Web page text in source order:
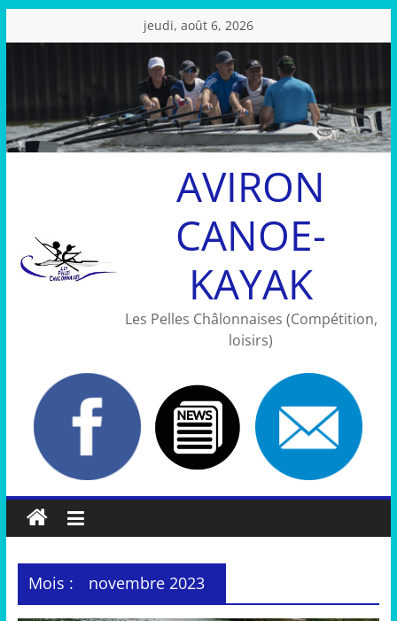
au
jeudi, août 6, 2026
AVIRON
CANOE-
KAYAK
Les Pelles Châlonnaises (Compétition,
loisirs)
Mois : novembre 2023